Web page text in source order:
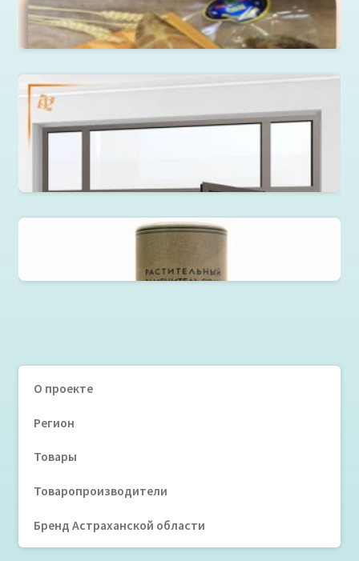
Сом вяленый подкопченный «ПоРублевски» в/у за 1
кг
Перегородки из алюминия и стекла от ФабрикантЪ
Оконные системы
О проекте
Регион
Товары
Товаропроизводители
Бренд Астраханской области